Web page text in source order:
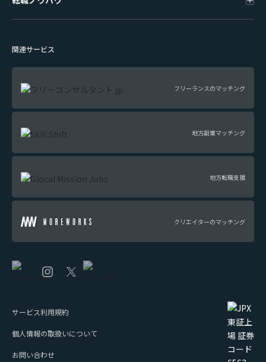
関連サービス
フリーランスのマッチング
地方副業マッチング
地方転職支援
クリエイターのマッチング
サービス利用規約
個人情報の取扱いについて
お問い合わせ